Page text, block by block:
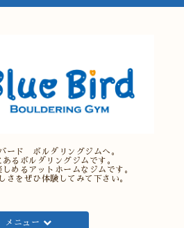
ード ボルダリングジムへ。
るボルダリングジムです。
めるアットホームなジムです。
さをぜひ体験してみて下さい。
メニュー